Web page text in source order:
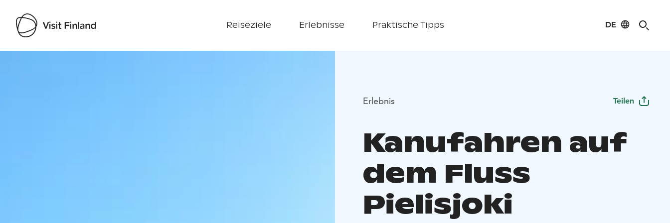
Reiseziele Erlebnisse Praktische Tipps DE
Erlebnis Teilen
Kanufahren auf
dem Fluss
Pielisjoki